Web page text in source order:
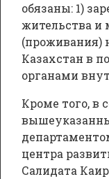
обязаны: 1)
жительства и
(проживания)
Казахстан в
органами
Кроме того, в
центра
Салидата